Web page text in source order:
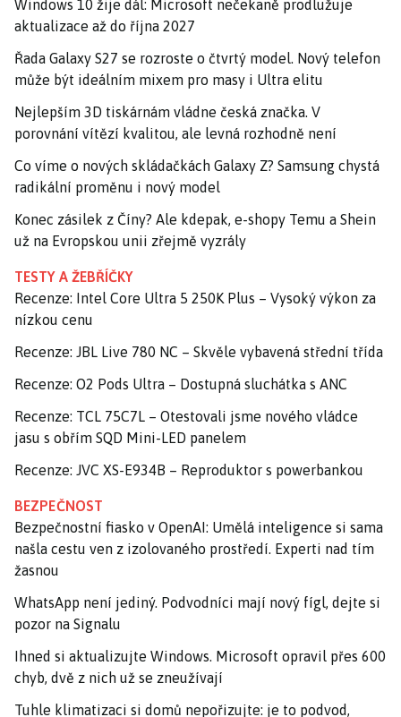
Windows 10 žije dál: Microsoft nečekaně prodlužuje
aktualizace až do října 2027
Řada Galaxy S27 se rozroste o čtvrtý model. Nový telefon
může být ideálním mixem pro masy i Ultra elitu
Nejlepším 3D tiskárnám vládne česká značka. V
porovnání vítězí kvalitou, ale levná rozhodně není
Co víme o nových skládačkách Galaxy Z? Samsung chystá
radikální proměnu i nový model
Konec zásilek z Číny? Ale kdepak, e-shopy Temu a Shein
už na Evropskou unii zřejmě vyzrály
TESTY A ŽEBŘÍČKY
Recenze: Intel Core Ultra 5 250K Plus – Vysoký výkon za
nízkou cenu
Recenze: JBL Live 780 NC – Skvěle vybavená střední třída
Recenze: O2 Pods Ultra – Dostupná sluchátka s ANC
Recenze: TCL 75C7L – Otestovali jsme nového vládce
jasu s obřím SQD Mini-LED panelem
Recenze: JVC XS-E934B – Reproduktor s powerbankou
BEZPEČNOST
Bezpečnostní fiasko v OpenAI: Umělá inteligence si sama
našla cestu ven z izolovaného prostředí. Experti nad tím
žasnou
WhatsApp není jediný. Podvodníci mají nový fígl, dejte si
pozor na Signalu
Ihned si aktualizujte Windows. Microsoft opravil přes 600
chyb, dvě z nich už se zneužívají
Tuhle klimatizaci si domů nepořizujte: je to podvod,